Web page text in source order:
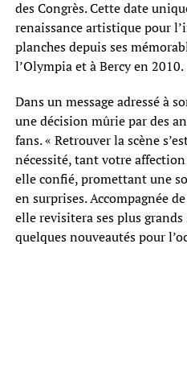
des Congrès. Cette date
renaissance artistique pour
planches depuis ses
l’Olympia et à Bercy en 2010.
Dans un message adressé à
une décision mûrie par des
fans. « Retrouver la scène
nécessité, tant votre affection
elle confié, promettant une
en surprises. Accompagnée
elle revisitera ses plus
quelques nouveautés pour